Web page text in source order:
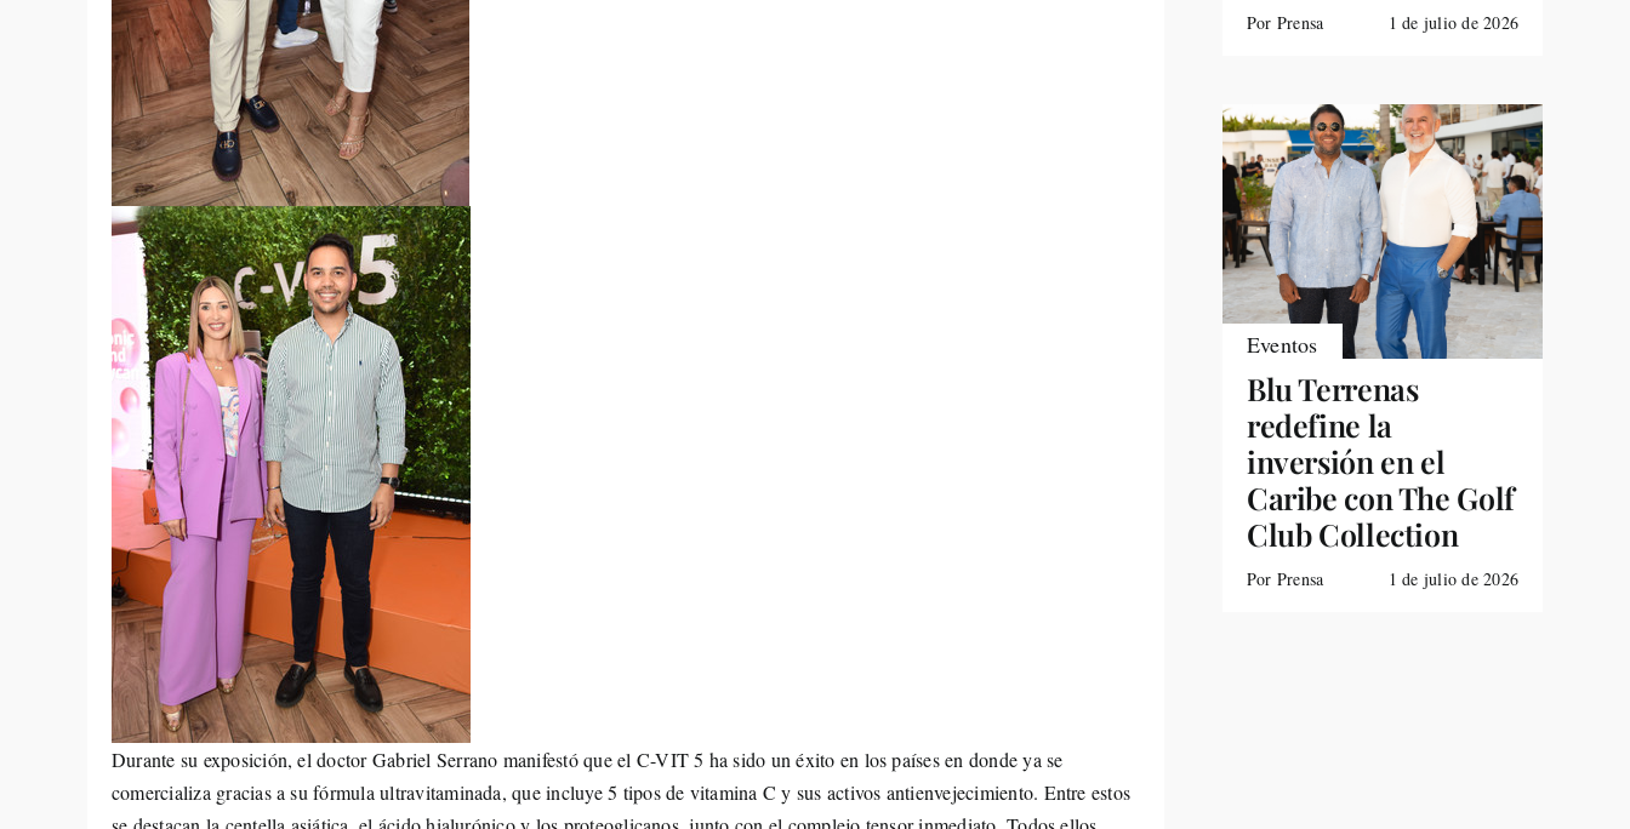
Durante su exposición, el doctor Gabriel Serrano manifestó que el C-VIT 5 ha sido un éxito en los países en donde ya se
comercializa gracias a su fórmula ultravitaminada, que incluye 5 tipos de vitamina C y sus activos antienvejecimiento. Entre estos
Por Prensa 1 de julio de 2026
Eventos
Blu Terrenas
redefine la
inversión en el
Caribe con The Golf
Club Collection
Por Prensa 1 de julio de 2026